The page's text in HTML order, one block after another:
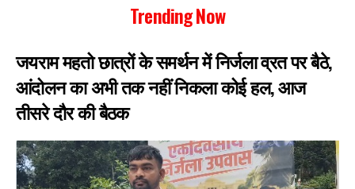
Trending Now
जयराम महतो छात्रों के समर्थन में निर्जला व्रत पर बैठे,
आंदोलन का अभी तक नहीं निकला कोई हल, आज
तीसरे दौर की बैठक